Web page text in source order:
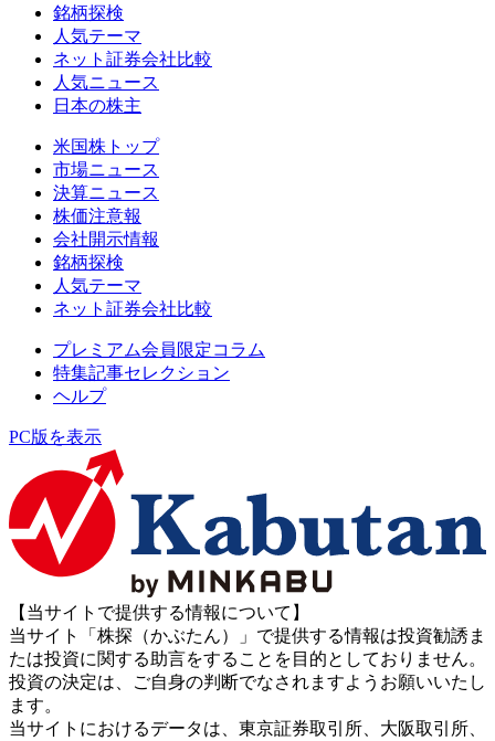
銘柄探検
人気テーマ
ネット証券会社比較
人気ニュース
日本の株主
米国株トップ
市場ニュース
決算ニュース
株価注意報
会社開示情報
銘柄探検
人気テーマ
ネット証券会社比較
プレミアム会員限定コラム
特集記事セレクション
ヘルプ
PC版を表示
【当サイトで提供する情報について】
当サイト「株探（かぶたん）」で提供する情報は投資勧誘ま
たは投資に関する助言をすることを目的としておりません。
投資の決定は、ご自身の判断でなされますようお願いいたし
ます。
当サイトにおけるデータは、東京証券取引所、大阪取引所、